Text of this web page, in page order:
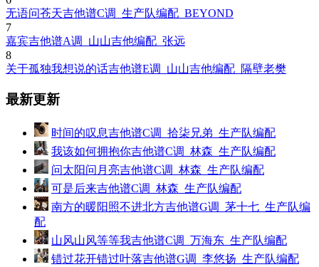
无语问苍天吉他谱C调_生产队编配_BEYOND
7
嘉宾吉他谱A调_山山吉他编配_张远
8
关于孤独我想说的话吉他谱E调_山山吉他编配_隔壁老樊
最新更新
时间的叹息吉他谱C调_拾柒兄弟_生产队编配
我该如何拥抱你吉他谱C调_林森_生产队编配
问太阳问月亮吉他谱C调_林森_生产队编配
可是后来吉他谱C调_林森_生产队编配
南方的暖阳照不进北方吉他谱G调_茅十七_生产队编
配
山风山风等等我吉他谱C调_万海东_生产队编配
错过花开错过叶落吉他谱G调_李悠扬_生产队编配